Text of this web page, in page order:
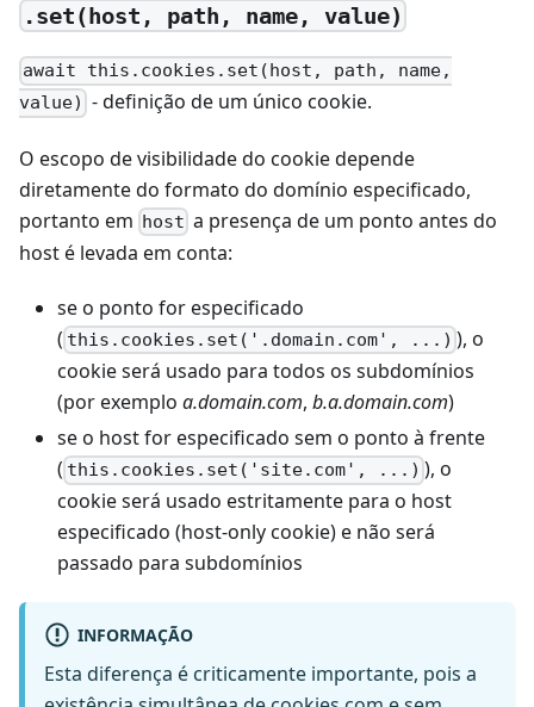
.set(host, path, name, value)
await this.cookies.set(host, path, name,
value) - definição de um único cookie.
O escopo de visibilidade do cookie depende
diretamente do formato do domínio especificado,
portanto em host a presença de um ponto antes do
host é levada em conta:
se o ponto for especificado
( this.cookies.set('.domain.com', ...) ), o
cookie será usado para todos os subdomínios
(por exemplo a.domain.com, b.a.domain.com)
se o host for especificado sem o ponto à frente
( this.cookies.set('site.com', ...) ), o
cookie será usado estritamente para o host
especificado (host-only cookie) e não será
passado para subdomínios
INFORMAÇÃO
Esta diferença é criticamente importante, pois a